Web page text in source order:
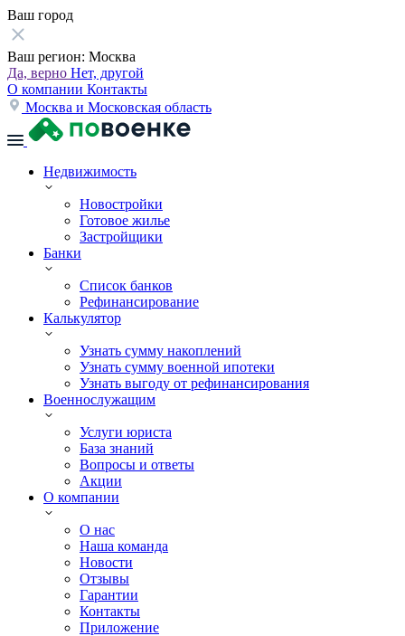
Ваш город
Ваш регион: Москва
Да, верно Нет, другой
О компании Контакты
Москва и Московская область
Недвижимость
Новостройки
Готовое жилье
Застройщики
Банки
Список банков
Рефинансирование
Калькулятор
Узнать сумму накоплений
Узнать сумму военной ипотеки
Узнать выгоду от рефинансирования
Военнослужащим
Услуги юриста
База знаний
Вопросы и ответы
Акции
О компании
О нас
Наша команда
Новости
Отзывы
Гарантии
Контакты
Приложение